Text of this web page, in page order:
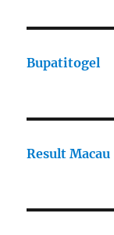
Bupatitogel
Result Macau